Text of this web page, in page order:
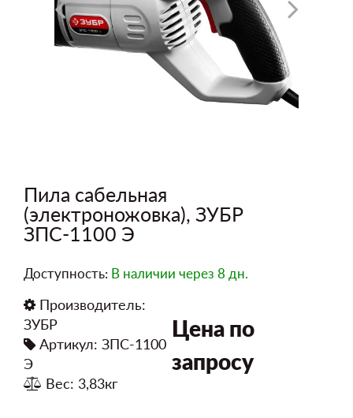
Пила сабельная
(электроножовка), ЗУБР
ЗПС-1100 Э
Доступность: В наличии через 8 дн.
Производитель:
ЗУБР
Артикул: ЗПС-1100
Э
Вес: 3,83кг
Цена по
запросу